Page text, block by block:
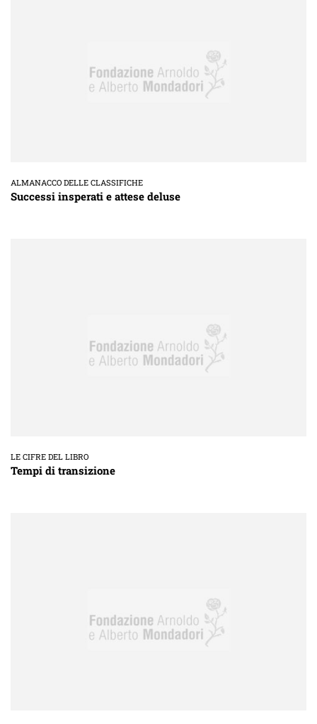
ALMANACCO DELLE CLASSIFICHE
Successi insperati e attese deluse
LE CIFRE DEL LIBRO
Tempi di transizione